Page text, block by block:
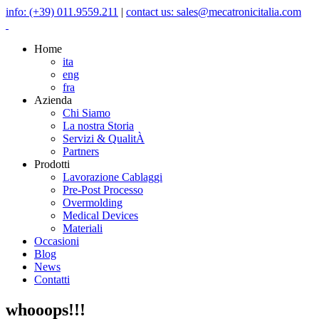
info: (+39) 011.9559.211 | contact us: sales@mecatronicitalia.com
Home
ita
eng
fra
Azienda
Chi Siamo
La nostra Storia
Servizi & QualitÀ
Partners
Prodotti
Lavorazione Cablaggi
Pre-Post Processo
Overmolding
Medical Devices
Materiali
Occasioni
Blog
News
Contatti
whooops!!!